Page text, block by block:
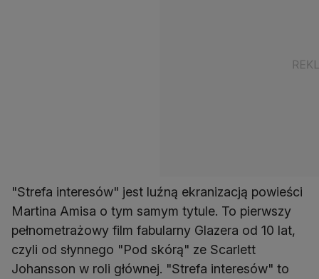
"Strefa interesów" jest luźną ekranizacją powieści
Martina Amisa o tym samym tytule. To pierwszy
pełnometrażowy film fabularny Glazera od 10 lat,
czyli od słynnego "Pod skórą" ze Scarlett
Johansson w roli głównej. "Strefa interesów" to